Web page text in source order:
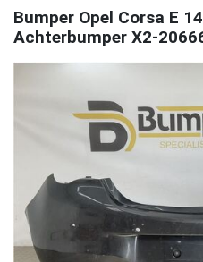
Bumper Opel Corsa E
Achterbumper X2-